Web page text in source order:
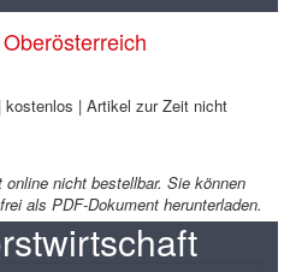
| Artikel zur Zeit nicht
nicht bestellbar. Sie können
als PDF-Dokument herunterladen.